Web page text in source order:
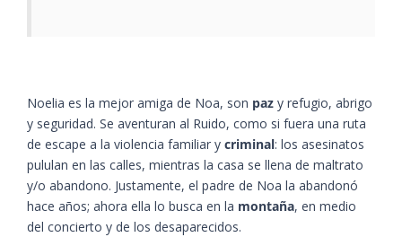
Noelia es la mejor amiga de Noa, son paz y refugio, abrigo
y seguridad. Se aventuran al Ruido, como si fuera una ruta
de escape a la violencia familiar y criminal: los asesinatos
pululan en las calles, mientras la casa se llena de maltrato
y/o abandono. Justamente, el padre de Noa la abandonó
hace años; ahora ella lo busca en la montaña, en medio
del concierto y de los desaparecidos.